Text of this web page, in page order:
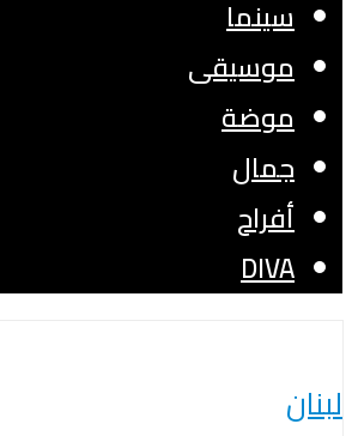
سينما
موسيقى
موضة
جمال
أفراح
DIVA
لبنان